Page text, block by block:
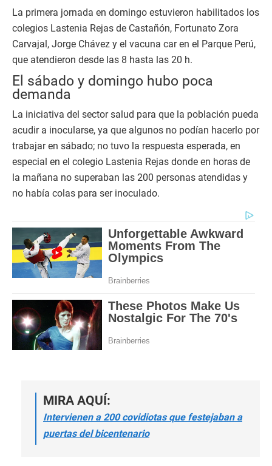
La primera jornada en domingo estuvieron habilitados los
colegios Lastenia Rejas de Castañón, Fortunato Zora
Carvajal, Jorge Chávez y el vacuna car en el Parque Perú,
que atendieron desde las 8 hasta las 20 h.
El sábado y domingo hubo poca
demanda
La iniciativa del sector salud para que la población pueda
acudir a inocularse, ya que algunos no podían hacerlo por
trabajar en sábado; no tuvo la respuesta esperada, en
especial en el colegio Lastenia Rejas donde en horas de
la mañana no superaban las 200 personas atendidas y
no había colas para ser inoculado.
MIRA AQUÍ:
Intervienen a 200 covidiotas que festejaban a
puertas del bicentenario